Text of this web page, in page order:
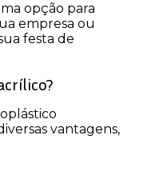
opção para
empresa ou
festa de
vantagens,